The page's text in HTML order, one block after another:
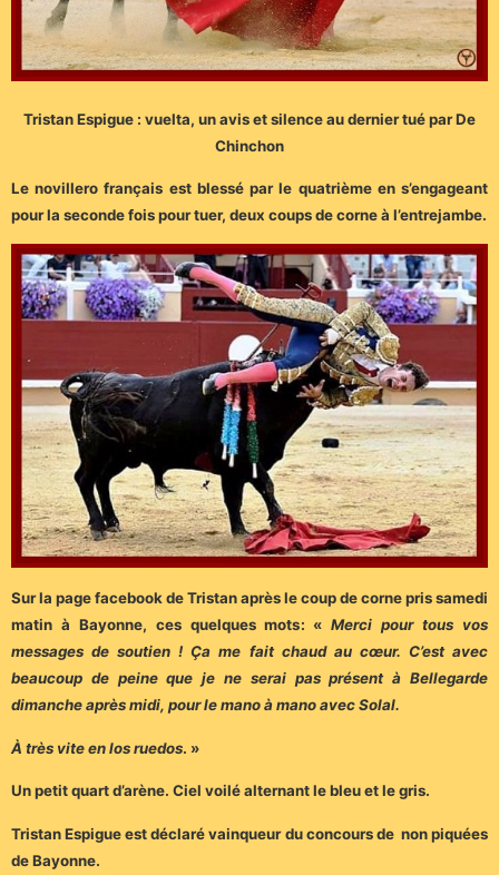
Tristan Espigue : vuelta, un avis et silence au dernier tué par De
Chinchon
Le novillero français est blessé par le quatrième en s’engageant
pour la seconde fois pour tuer, deux coups de corne à l’entrejambe.
Sur la page facebook de Tristan après le coup de corne pris samedi
matin à Bayonne, ces quelques mots: «Merci pour tous vos
messages de soutien ! Ça me fait chaud au cœur. C’est avec
beaucoup de peine que je ne serai pas présent à Bellegarde
dimanche après midi, pour le mano à mano avec Solal.
À très vite en los ruedos. »
Un petit quart d’arène. Ciel voilé alternant le bleu et le gris.
Tristan Espigue est déclaré vainqueur du concours de non piquées
de Bayonne.